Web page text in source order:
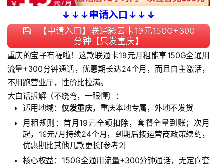
↓↓↓申请入口↓↓↓
【申请入口】联通彩云卡19元150G+300
分钟【只发重庆】
重庆的宝子有福啦！这款联通卡19元月租能享150G全通用
流量+300分钟通话，优惠期长达24个月，而且自主激活，
不用跑营业厅，性价比拉满。
大白话拆解（不绕弯，一眼懂）：
适用地域： 仅发重庆，重庆本地专属，外地不发货
月租规则：首月19元全额扣除，套餐全量到账；次月
起，19元/月持续24个月，到期后按运营商政策续约，
优惠期比其他几款更长[参考2]
核心权益：150G全通用流量+300分钟通话，无定向套